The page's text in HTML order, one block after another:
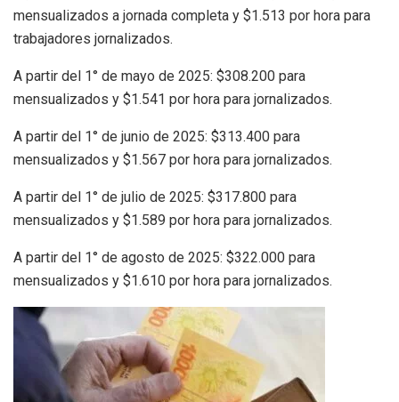
mensualizados a jornada completa y $1.513 por hora para
trabajadores jornalizados.
A partir del 1° de mayo de 2025: $308.200 para
mensualizados y $1.541 por hora para jornalizados.
A partir del 1° de junio de 2025: $313.400 para
mensualizados y $1.567 por hora para jornalizados.
A partir del 1° de julio de 2025: $317.800 para
mensualizados y $1.589 por hora para jornalizados.
A partir del 1° de agosto de 2025: $322.000 para
mensualizados y $1.610 por hora para jornalizados.